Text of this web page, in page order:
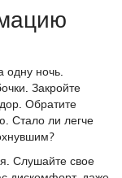
одну ночь.
Закройте
Обратите
Стало ли легче
Слушайте свое